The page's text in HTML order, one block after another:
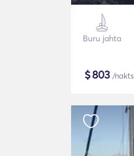
Buru jahta
$803 /nakts